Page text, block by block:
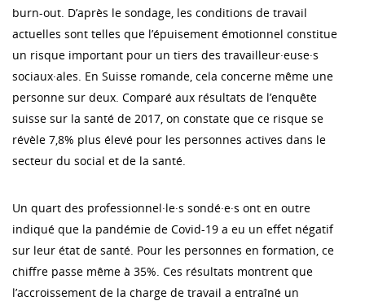
burn-out. D’après le sondage, les conditions de travail
actuelles sont telles que l’épuisement émotionnel constitue
un risque important pour un tiers des travailleur·euse·s
sociaux·ales. En Suisse romande, cela concerne même une
personne sur deux. Comparé aux résultats de l’enquête
suisse sur la santé de 2017, on constate que ce risque se
révèle 7,8% plus élevé pour les personnes actives dans le
secteur du social et de la santé.
Un quart des professionnel·le·s sondé·e·s ont en outre
indiqué que la pandémie de Covid-19 a eu un effet négatif
sur leur état de santé. Pour les personnes en formation, ce
chiffre passe même à 35%. Ces résultats montrent que
l’accroissement de la charge de travail a entraîné un